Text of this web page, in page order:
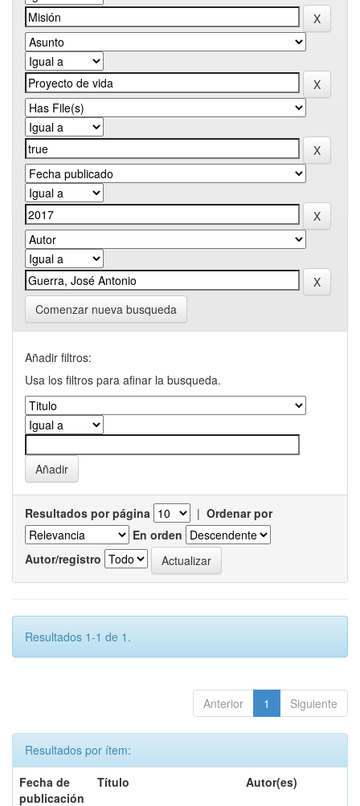
Comenzar nueva busqueda
Añadir filtros:
Usa los filtros para afinar la busqueda.
Resultados por página | Ordenar por
En orden
Autor/registro
Resultados 1-1 de 1.
Anterior 1 Siguiente
Resultados por ítem:
Fecha de
publicación
Título Autor(es)